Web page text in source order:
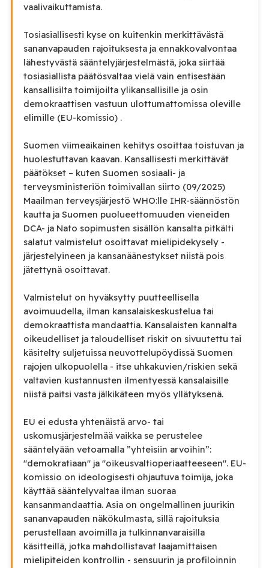
vaalivaikuttamista.
Tosiasiallisesti kyse on kuitenkin merkittävästä
sananvapauden rajoituksesta ja ennakkovalvontaa
lähestyvästä sääntelyjärjestelmästä, joka siirtää
tosiasiallista päätösvaltaa vielä vain entisestään
kansallisilta toimijoilta ylikansallisille ja osin
demokraattisen vastuun ulottumattomissa oleville
elimille (EU-komissio) .
Suomen viimeaikainen kehitys osoittaa toistuvan ja
huolestuttavan kaavan. Kansallisesti merkittävät
päätökset – kuten Suomen sosiaali- ja
terveysministeriön toimivallan siirto (09/2025)
Maailman terveysjärjestö WHO:lle IHR-säännöstön
kautta ja Suomen puolueettomuuden vieneiden
DCA- ja Nato sopimusten sisällön kansalta pitkälti
salatut valmistelut osoittavat mielipidekysely -
järjestelyineen ja kansanäänestykset niistä pois
jätettynä osoittavat.
Valmistelut on hyväksytty puutteellisella
avoimuudella, ilman kansalaiskeskustelua tai
demokraattista mandaattia. Kansalaisten kannalta
oikeudelliset ja taloudelliset riskit on sivuutettu tai
käsitelty suljetuissa neuvottelupöydissä Suomen
rajojen ulkopuolella - itse uhkakuvien/riskien sekä
valtavien kustannusten ilmentyessä kansalaisille
niistä paitsi vasta jälkikäteen myös yllätyksenä.
EU ei edusta yhtenäistä arvo- tai
uskomusjärjestelmää vaikka se perustelee
sääntelyään vetoamalla ”yhteisiin arvoihin”:
"demokratiaan" ja "oikeusvaltioperiaatteeseen". EU-
komissio on ideologisesti ohjautuva toimija, joka
käyttää sääntelyvaltaa ilman suoraa
kansanmandaattia. Asia on ongelmallinen juurikin
sananvapauden näkökulmasta, sillä rajoituksia
perustellaan avoimilla ja tulkinnanvaraisilla
käsitteillä, jotka mahdollistavat laajamittaisen
mielipiteiden kontrollin - sensuurin ja profiloinnin